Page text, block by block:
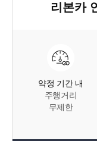
리본카
약정 기간 내
주행거리
무제한